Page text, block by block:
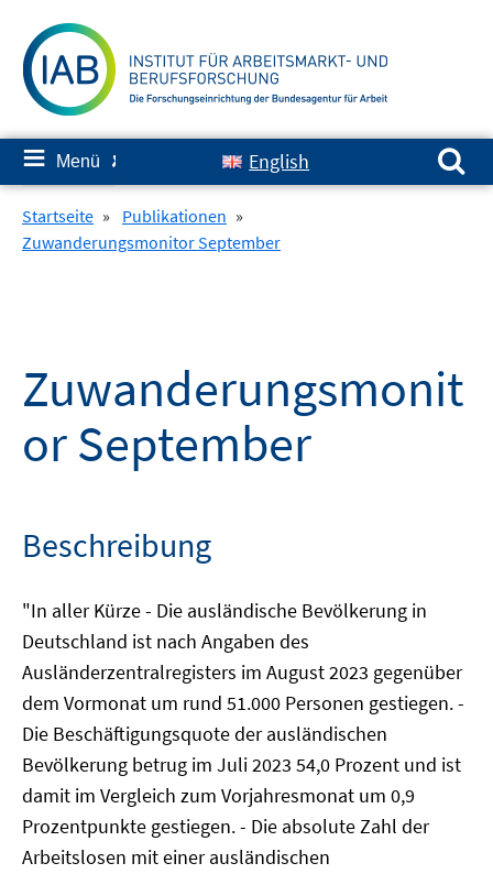
zum
Inhalt
≡ Menü ✘ English
Suchen nach:
Startseite » Publikationen »
Zuwanderungsmonitor September
Zuwanderungsmonit
or September
Beschreibung
"In aller Kürze - Die ausländische Bevölkerung in
Deutschland ist nach Angaben des
Ausländerzentralregisters im August 2023 gegenüber
dem Vormonat um rund 51.000 Personen gestiegen. -
Die Beschäftigungsquote der ausländischen
Bevölkerung betrug im Juli 2023 54,0 Prozent und ist
damit im Vergleich zum Vorjahresmonat um 0,9
Prozentpunkte gestiegen. - Die absolute Zahl der
Arbeitslosen mit einer ausländischen